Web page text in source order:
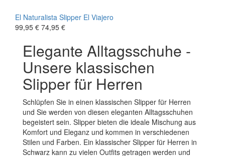
El Naturalista Slipper El Viajero
99,95 € 74,95 €
Elegante Alltagsschuhe -
Unsere klassischen
Slipper für Herren
Schlüpfen Sie in einen klassischen Slipper für Herren
und Sie werden von diesen eleganten Alltagsschuhen
begeistert sein. Slipper bieten die ideale Mischung aus
Komfort und Eleganz und kommen in verschiedenen
Stilen und Farben. Ein klassischer Slipper für Herren in
Schwarz kann zu vielen Outfits getragen werden und